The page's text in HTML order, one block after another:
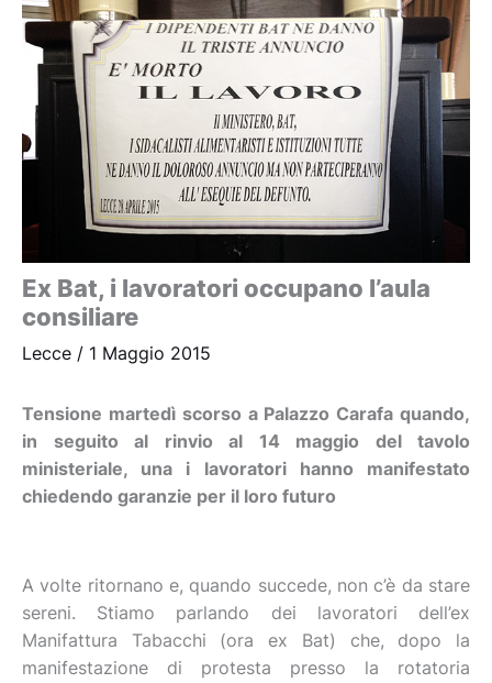
Ex Bat, i lavoratori occupano l’aula
consiliare
Lecce / 1 Maggio 2015
Tensione martedì scorso a Palazzo Carafa quando,
in seguito al rinvio al 14 maggio del tavolo
ministeriale, una i lavoratori hanno manifestato
chiedendo garanzie per il loro futuro
A volte ritornano e, quando succede, non c’è da stare
sereni. Stiamo parlando dei lavoratori dell’ex
Manifattura Tabacchi (ora ex Bat) che, dopo la
manifestazione di protesta presso la rotatoria